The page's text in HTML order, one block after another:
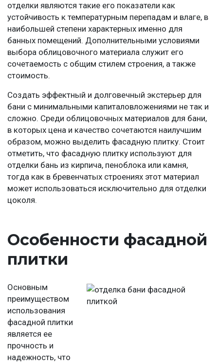
отделки являются такие его показатели как
устойчивость к температурным перепадам и влаге, в
наибольшей степени характерных именно для
банных помещений. Дополнительными условиями
выбора облицовочного материала служит его
сочетаемость с общим стилем строения, а также
стоимость.
Создать эффектный и долговечный экстерьер для
бани с минимальными капиталовложениями не так и
сложно. Среди облицовочных материалов для бани,
в которых цена и качество сочетаются наилучшим
образом, можно выделить фасадную плитку. Стоит
отметить, что фасадную плитку используют для
отделки бань из кирпича, пеноблока или камня,
тогда как в бревенчатых строениях этот материал
может использоваться исключительно для отделки
цоколя.
Особенности фасадной
плитки
Основным
преимуществом
использования
фасадной плитки
является ее
прочность и
надежность, что